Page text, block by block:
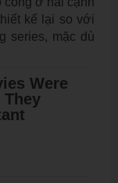
kế lại so với
series, mặc dù